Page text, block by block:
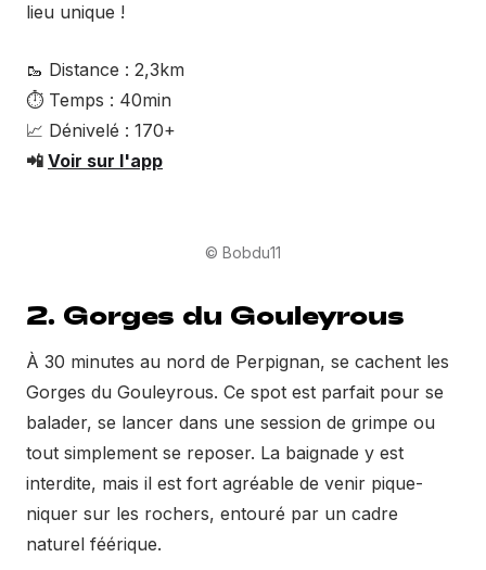
lieu unique !
🥾 Distance : 2,3km
⏱ Temps : 40min
📈 Dénivelé : 170+
📲 Voir sur l'app
© Bobdu11
2. Gorges du Gouleyrous
À 30 minutes au nord de Perpignan, se cachent les
Gorges du Gouleyrous. Ce spot est parfait pour se
balader, se lancer dans une session de grimpe ou
tout simplement se reposer. La baignade y est
interdite, mais il est fort agréable de venir pique-
niquer sur les rochers, entouré par un cadre
naturel féérique.